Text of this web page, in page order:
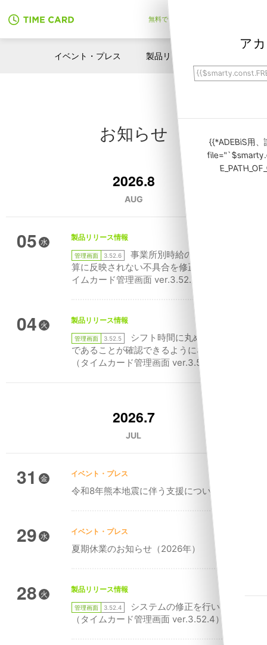
無料でアカウント作成
ア
{{*ADEBiS用
イベント・プレス 製品リリース情報
お知らせ
2026.8
AUG
05 水
製品リリース情報
管理画面 3.52.6
事業所別時給の設定が給与計
算に反映されない不具合を修正しました（タ
イムカード管理画面 ver.3.52.6）
04 火
製品リリース情報
管理画面 3.52.5
シフト時間に丸められた実績
であることが確認できるようになりました
（タイムカード管理画面 ver.3.52.5）
2026.7
JUL
31 金
イベント・プレス
令和8年熊本地震に伴う支援について
29 水
イベント・プレス
夏期休業のお知らせ（2026年）
28 火
製品リリース情報
管理画面 3.52.4
システムの修正を行いました
（タイムカード管理画面 ver.3.52.4）